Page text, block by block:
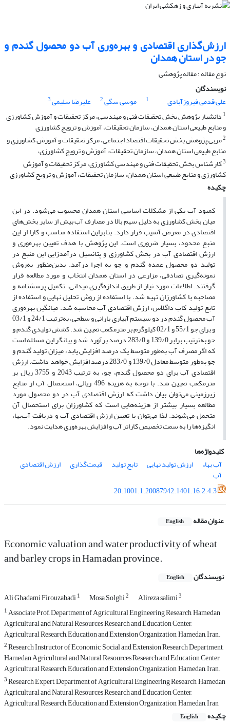
ارزش‌گذاری اقتصادی و بهره‌وری آب دو محصول گندم و
جو در استان همدان
نوع مقاله : مقاله پژوهشی
نویسندگان
علی قدمی فیروزآبادی
1 موسی سگی2 علیرضا سلیمی3
1 دانشیار پژوهش بخش تحقیقات فنی و مهندسی، مرکز تحقیقات و آموزش کشاورزی
و منابع طبیعی استان همدان، سازمان تحقیقات، آموزش و ترویج کشاورزی
2مربی پژوهش بخش تحقیقات اقتصاد اجتماعی، مرکز تحقیقات و آموزش کشاورزی و
منابع طبیعی استان همدان، سازمان تحقیقات، آموزش و ترویج کشاورزی،
3کارشناس بخش تحقیقات فنی و مهندسی کشاورزی، مرکز تحقیقات و آموزش
کشاورزی و منابع طبیعی استان همدان، سازمان تحقیقات، آموزش و ترویج کشاورزی
چکیده
کمبود آب یکی از مشکلات اساسی استان همدان محسوب می‌شود. در این
میان بخش کشاورزی به دلیل سهم بالا در مصارف آب بیش از سایر بخش‌های
اقتصادی در معرض آسیب قرار دارد. بنابراین استفاده مناسب و کارا از این
منبع محدود، بسیار ضروری است. این پژوهش با هدف تعیین بهره‌وری و
ارزش اقتصادی آب در بخش کشاورزی و پتانسیل درآمدزایی این منبع در
تولید دو محصول عمده گندم و جو به اجرا درآمد. بدین‌منظور به‌روش
نمونه‌گیری تصادفی، مزارعی در استان همدان انتخاب و مورد مطالعه قرار
گرفتند. اطلاعات مورد نیاز از طریق اندازه‌گیری میدانی، تکمیل پرسشنامه و
مصاحبه با کشاورزان تهیه شد. با استفاده از روش تحلیل نهایی و استفاده از
تابع تولید کاب داگلاس، ارزش اقتصادی آب محاسبه شد. میانگین بهره‌وری
آب محصول گندم در دو سیستم آبیاری بارانی و سطحی، به‌ترتیب 24/1 و 03/1
و برای جو 55/1 و 02/1 کیلوگرم بر مترمکعب تعیین شد. کشش تولیدی گندم و
جو به‌ترتیب برابر 139/0 و 283/0 درصد برآورد شد و بیانگر این مسئله است
که اگر مصرف آب به‌طور متوسط یک درصد افزایش یابد، میزان تولید گندم و
جو به‌طور متوسط معادل 139/0 و 283/0 درصد افزایش خواهد داشت. ارزش
اقتصادی آب برای دو محصول گندم، جو، به ترتیب 2043 و 3755 ریال بر
مترمکعب تعیین شد. با توجه به هزینه 496 ریالی، استحصال آب از منابع
زیرزمینی می‌توان بیان داشت که ارزش اقتصادی آب در دو محصول مورد
مطالعه بسیار بیشتر از هزینه‌هایی است که کشاورزان برای استحصال آن
متحمل می‌شوند. لذا می‌توان با تعیین ارزش اقتصادی آب و دریافت آب‌بها،
انگیزه‌ها را به سمت تخصیص کاراتر آب و افزایش بهره‌وری هدایت نمود.
کلیدواژه‌ها
آب بهاء
ارزش تولید نهایی تابع تولید قیمت‌گذاری ارزش اقتصادی
آب
20.1001.1.20087942.1401.16.2.4.3
عنوان مقاله English
Economic valuation and water productivity of wheat
and barley crops in Hamadan province.
نویسندگان English
Ali Ghadami Firouzabadi1 Mosa Solghi2 Alireza salimi3
1Associate Prof, Department of Agricultural Engineering Research, Hamedan
Agricultural and Natural Resources Research and Education Center,
Agricultural Research, Education and Extension Organization, Hamedan, Iran.
2Research Instructor of Economic, Social and Extension Research Department,
Hamedan Agricultural and Natural Resources Research and Education Center,
Agricultural Research, Education and Extension Organization, Hamedan, Iran.
3Research Expert, Department of Agricultural Engineering Research, Hamedan
Agricultural and Natural Resources Research and Education Center,
Agricultural Research, Education and Extension Organization, Hamedan, Iran
چکیده
English